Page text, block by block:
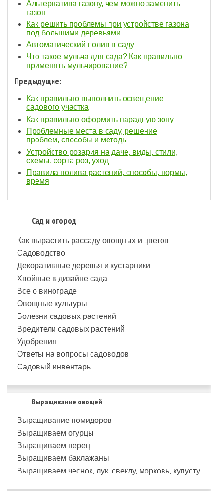
Альтернатива газону, чем можно заменить
газон
Как решить проблемы при устройстве газона
под большими деревьями
Автоматический полив в саду
Что такое мульча для сада? Как правильно
применять мульчирование?
Предыдущие:
Как правильно выполнить освещение
садового участка
Как правильно оформить парадную зону
Проблемные места в саду, решение
проблем, способы и методы
Устройство розария на даче, виды, стили,
схемы, сорта роз, уход
Правила полива растений, способы, нормы,
время
Сад и огород
Как вырастить рассаду овощных и цветов
Садоводство
Декоративные деревья и кустарники
Хвойные в дизайне сада
Все о винограде
Овощные культуры
Болезни садовых растений
Вредители садовых растений
Удобрения
Ответы на вопросы садоводов
Садовый инвентарь
Выращивание овощей
Выращивание помидоров
Выращиваем огурцы
Выращиваем перец
Выращиваем баклажаны
Выращиваем чеснок, лук, свеклу, морковь, купусту